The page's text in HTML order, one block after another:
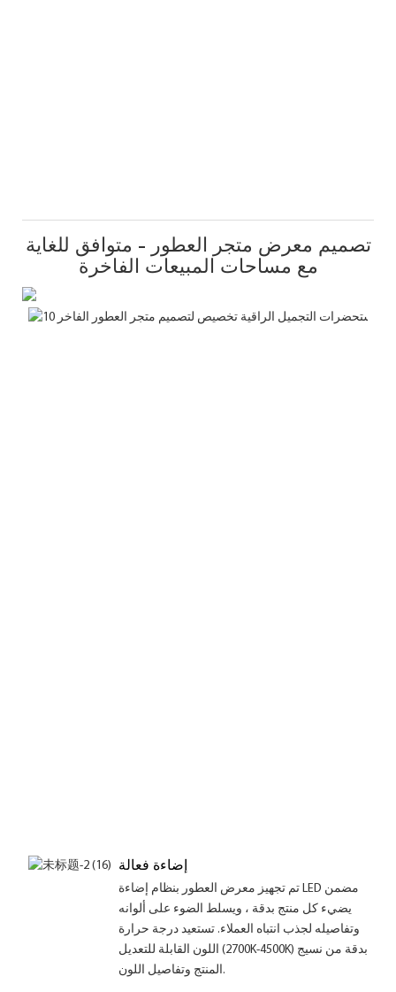
تصميم معرض متجر العطور - متوافق للغاية
مع مساحات المبيعات الفاخرة
إضاءة فعالة
تم تجهيز معرض العطور بنظام إضاءة LED مضمن
يضيء كل منتج بدقة ، ويسلط الضوء على ألوانه
وتفاصيله لجذب انتباه العملاء. تستعيد درجة حرارة
اللون القابلة للتعديل (2700K-4500K) بدقة من نسيج
المنتج وتفاصيل اللون.